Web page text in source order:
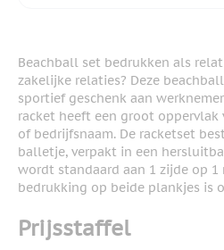
Beachball set bedrukken als
zakelijke relaties? Deze
sportief geschenk aan
racket heeft een groot
of bedrijfsnaam. De racketset
balletje, verpakt in een
wordt standaard aan 1 zijde op 1
bedrukking op beide plankjes is
Prijsstaffel